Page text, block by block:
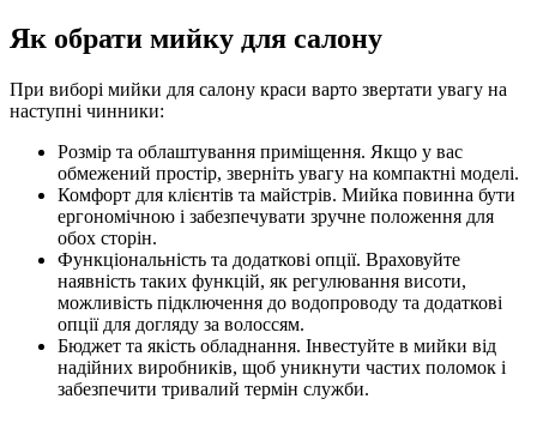
Як обрати мийку для салону
При виборі мийки для салону краси варто звертати увагу на
наступні чинники:
Розмір та облаштування приміщення. Якщо у вас
обмежений простір, зверніть увагу на компактні моделі.
Комфорт для клієнтів та майстрів. Мийка повинна бути
ергономічною і забезпечувати зручне положення для
обох сторін.
Функціональність та додаткові опції. Враховуйте
наявність таких функцій, як регулювання висоти,
можливість підключення до водопроводу та додаткові
опції для догляду за волоссям.
Бюджет та якість обладнання. Інвестуйте в мийки від
надійних виробників, щоб уникнути частих поломок і
забезпечити тривалий термін служби.